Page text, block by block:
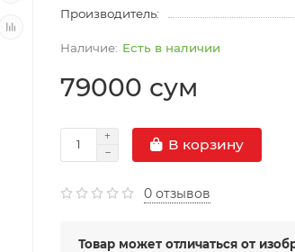
Производитель:
Есть в наличии
79000 сум
В корзину
0 отзывов
Товар может отличаться от